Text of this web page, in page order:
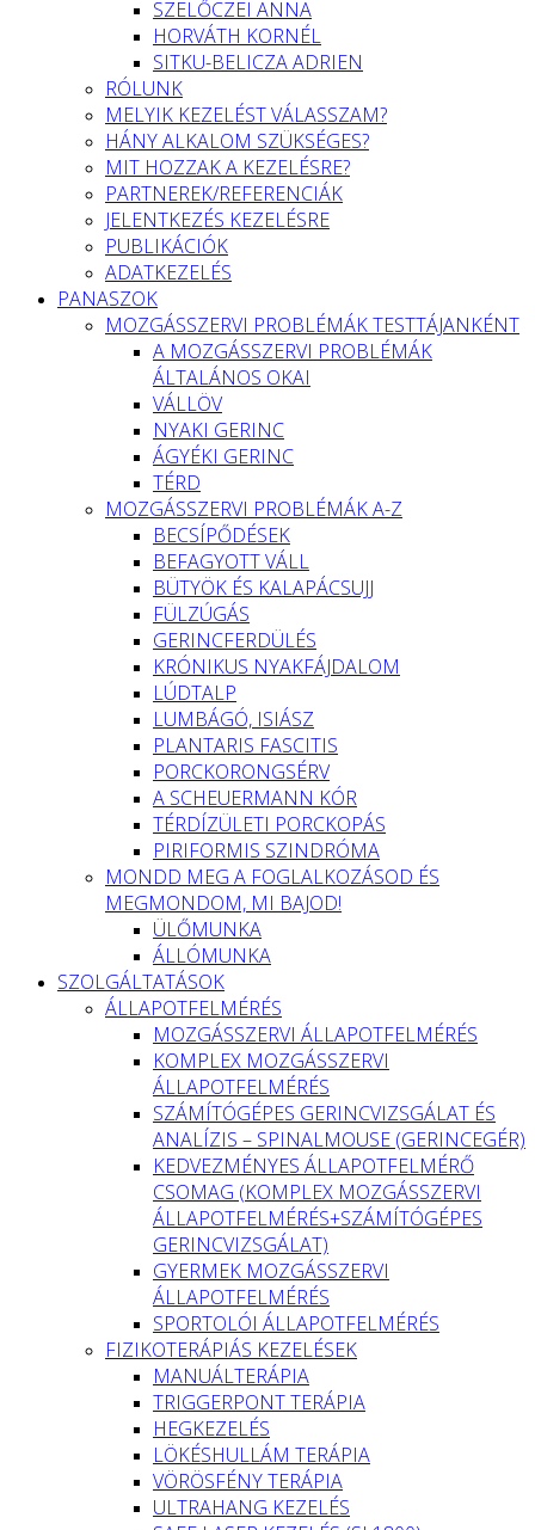
SZELŐCZEI ANNA
HORVÁTH KORNÉL
SITKU-BELICZA ADRIEN
RÓLUNK
MELYIK KEZELÉST VÁLASSZAM?
HÁNY ALKALOM SZÜKSÉGES?
MIT HOZZAK A KEZELÉSRE?
PARTNEREK/REFERENCIÁK
JELENTKEZÉS KEZELÉSRE
PUBLIKÁCIÓK
ADATKEZELÉS
PANASZOK
MOZGÁSSZERVI PROBLÉMÁK TESTTÁJANKÉNT
A MOZGÁSSZERVI PROBLÉMÁK
ÁLTALÁNOS OKAI
VÁLLÖV
NYAKI GERINC
ÁGYÉKI GERINC
TÉRD
MOZGÁSSZERVI PROBLÉMÁK A-Z
BECSÍPŐDÉSEK
BEFAGYOTT VÁLL
BÜTYÖK ÉS KALAPÁCSUJJ
FÜLZÚGÁS
GERINCFERDÜLÉS
KRÓNIKUS NYAKFÁJDALOM
LÚDTALP
LUMBÁGÓ, ISIÁSZ
PLANTARIS FASCITIS
PORCKORONGSÉRV
A SCHEUERMANN KÓR
TÉRDÍZÜLETI PORCKOPÁS
PIRIFORMIS SZINDRÓMA
MONDD MEG A FOGLALKOZÁSOD ÉS
MEGMONDOM, MI BAJOD!
ÜLŐMUNKA
ÁLLÓMUNKA
SZOLGÁLTATÁSOK
ÁLLAPOTFELMÉRÉS
MOZGÁSSZERVI ÁLLAPOTFELMÉRÉS
KOMPLEX MOZGÁSSZERVI
ÁLLAPOTFELMÉRÉS
SZÁMÍTÓGÉPES GERINCVIZSGÁLAT ÉS
ANALÍZIS – SPINALMOUSE (GERINCEGÉR)
KEDVEZMÉNYES ÁLLAPOTFELMÉRŐ
CSOMAG (KOMPLEX MOZGÁSSZERVI
ÁLLAPOTFELMÉRÉS+SZÁMÍTÓGÉPES
GERINCVIZSGÁLAT)
GYERMEK MOZGÁSSZERVI
ÁLLAPOTFELMÉRÉS
SPORTOLÓI ÁLLAPOTFELMÉRÉS
FIZIKOTERÁPIÁS KEZELÉSEK
MANUÁLTERÁPIA
TRIGGERPONT TERÁPIA
HEGKEZELÉS
LÖKÉSHULLÁM TERÁPIA
VÖRÖSFÉNY TERÁPIA
ULTRAHANG KEZELÉS